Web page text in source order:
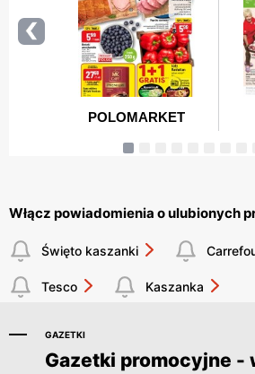
Włącz powiadomienia o ulubionych
Święto kaszanki
Tesco Kaszanka
GAZETKI
Gazetki promocyjne -